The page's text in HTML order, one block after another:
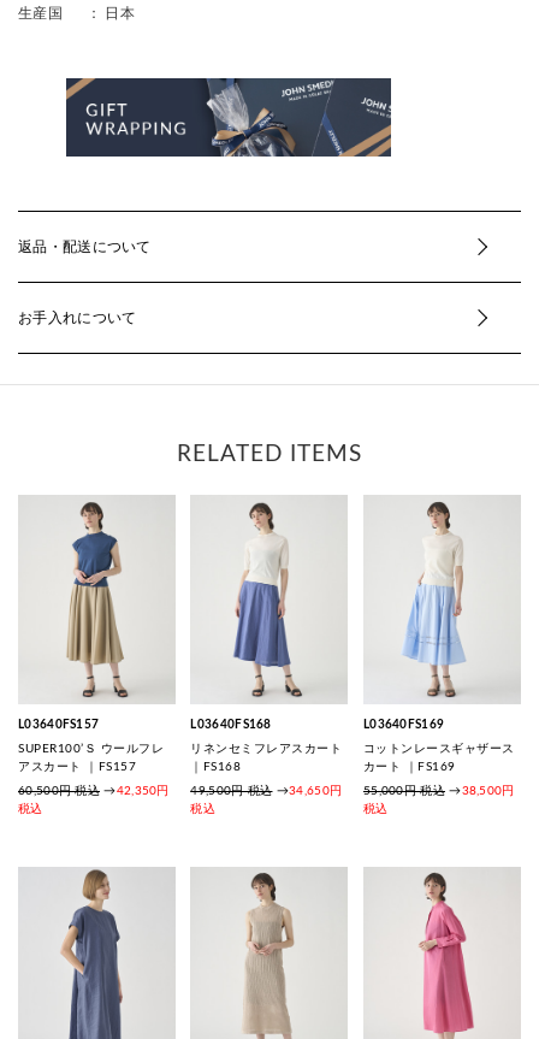
生産国
： 日本
返品・配送について
お手入れについて
RELATED ITEMS
L03640FS157
SUPER100’Ｓ ウールフレ
アスカート ｜FS157
60,500円 税込 →42,350円
税込
L03640FS168
リネンセミフレアスカート
｜FS168
49,500円 税込→34,650円
税込
L03640FS169
コットンレースギャザース
カート ｜FS169
55,000円 税込→38,500円
税込